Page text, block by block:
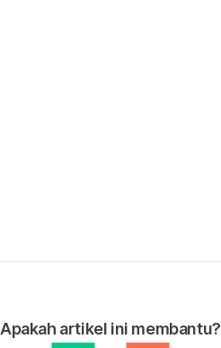
Apakah artikel ini membantu?